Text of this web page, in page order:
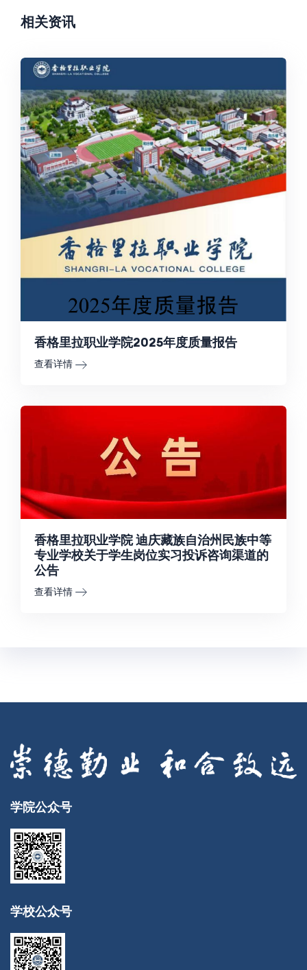
相关资讯
香格里拉职业学院2025年度质量报告
查看详情
香格里拉职业学院 迪庆藏族自治州民族中等
专业学校关于学生岗位实习投诉咨询渠道的
公告
查看详情
学院公众号
学校公众号